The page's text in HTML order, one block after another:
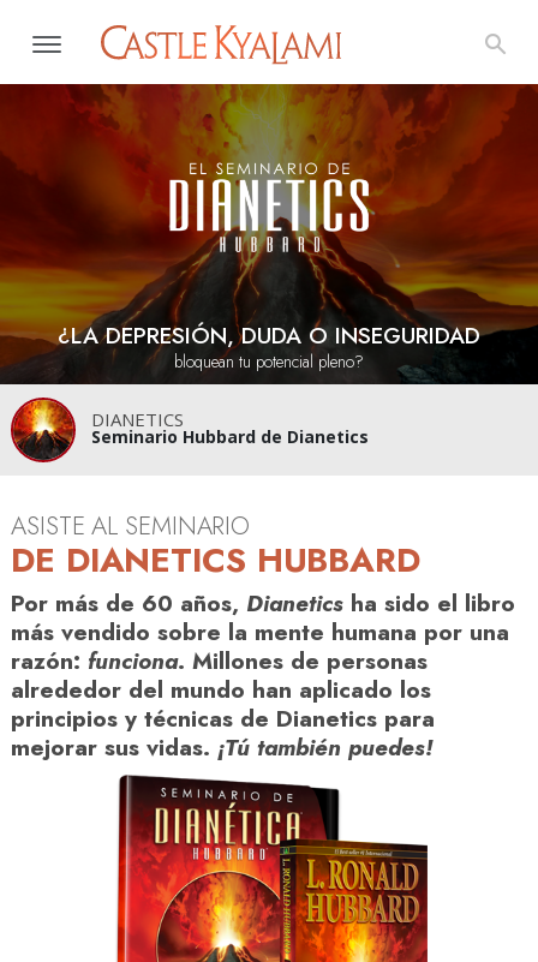
¿LA DEPRESIÓN, DUDA O INSEGURIDAD
bloquean tu potencial pleno?
DIANETICS
Seminario Hubbard de Dianetics
ASISTE AL SEMINARIO
DE DIANETICS HUBBARD
Por más de 60 años, Dianetics ha sido el libro
más vendido sobre la mente humana por una
razón: funciona. Millones de personas
alrededor del mundo han aplicado los
principios y técnicas de Dianetics para
mejorar sus vidas. ¡Tú también puedes!